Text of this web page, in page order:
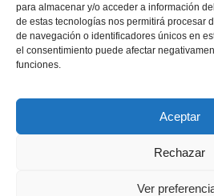
para almacenar y/o acceder a información
de estas tecnologías nos permitirá procesar
de navegación o identificadores únicos en
el consentimiento puede afectar
funciones.
Aceptar
Rechazar
Ver
Tel / Fax: (+54 11) 5238
SHARE THIS SELECTION